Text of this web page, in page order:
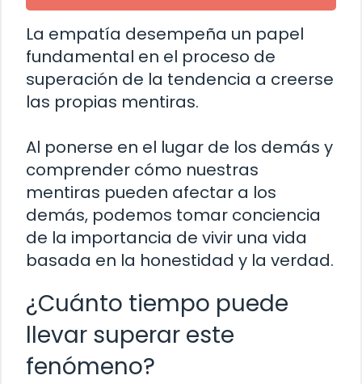
La empatía desempeña un papel
fundamental en el proceso de
superación de la tendencia a creerse
las propias mentiras.
Al ponerse en el lugar de los demás y
comprender cómo nuestras
mentiras pueden afectar a los
demás, podemos tomar conciencia
de la importancia de vivir una vida
basada en la honestidad y la verdad.
¿Cuánto tiempo puede
llevar superar este
fenómeno?